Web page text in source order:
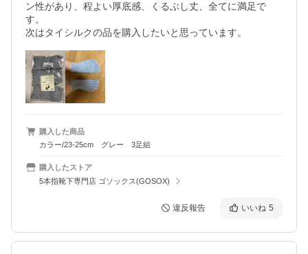
ン性があり、程よい厚底感、くるぶし丈、全てに満足で
す。
次はタイシルクの品を購入したいと思っています。
購入した商品
カラー/23-25cm グレー 3足組
購入したストア
5本指靴下専門店 ゴソックス(GOSOX)
違反報告 いいね 5